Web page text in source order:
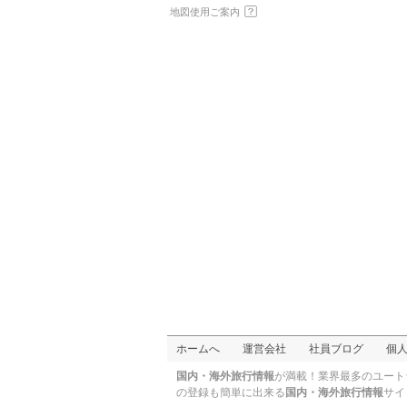
パパゴ
地図使用ご案内
ホームへ 運営会社 社員ブログ 個
国内・海外旅行情報が満載！業界最多のユート
の登録も簡単に出来る 国内・海外旅行情報サイ